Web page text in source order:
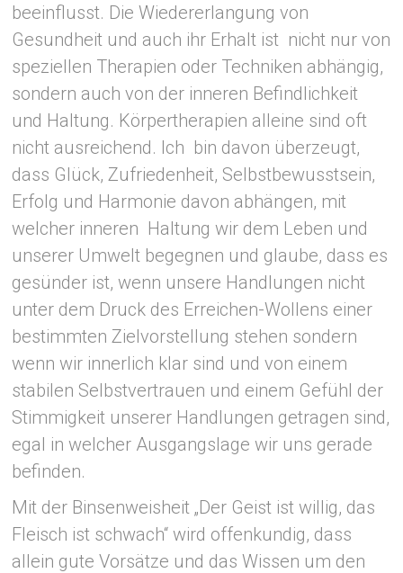
beeinflusst. Die Wiedererlangung von
Gesundheit und auch ihr Erhalt ist nicht nur von
speziellen Therapien oder Techniken abhängig,
sondern auch von der inneren Befindlichkeit
und Haltung. Körpertherapien alleine sind oft
nicht ausreichend. Ich bin davon überzeugt,
dass Glück, Zufriedenheit, Selbstbewusstsein,
Erfolg und Harmonie davon abhängen, mit
welcher inneren Haltung wir dem Leben und
unserer Umwelt begegnen und glaube, dass es
gesünder ist, wenn unsere Handlungen nicht
unter dem Druck des Erreichen-Wollens einer
bestimmten Zielvorstellung stehen sondern
wenn wir innerlich klar sind und von einem
stabilen Selbstvertrauen und einem Gefühl der
Stimmigkeit unserer Handlungen getragen sind,
egal in welcher Ausgangslage wir uns gerade
befinden.
Mit der Binsenweisheit „Der Geist ist willig, das
Fleisch ist schwach“ wird offenkundig, dass
allein gute Vorsätze und das Wissen um den